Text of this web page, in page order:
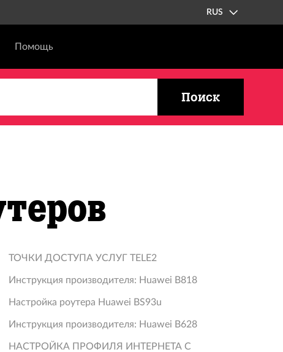
RUS
Помощь
Поиск
ТОЧКИ ДОСТУПА УСЛУГ TELE2
Инструкция производителя: Huawei B818
Настройка роутера Huawei BS93u
Инструкция производителя: Huawei B628
НАСТРОЙКА ПРОФИЛЯ ИНТЕРНЕТА С